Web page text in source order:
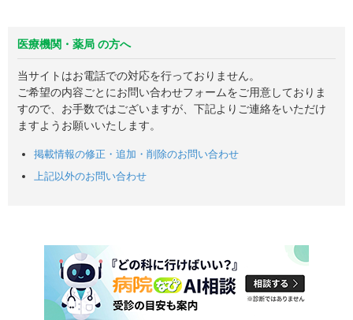
医療機関・薬局 の方へ
当サイトはお電話での対応を行っておりません。
ご希望の内容ごとにお問い合わせフォームをご用意しておりま
すので、お手数ではございますが、下記よりご連絡をいただけ
ますようお願いいたします。
掲載情報の修正・追加・削除のお問い合わせ
上記以外のお問い合わせ